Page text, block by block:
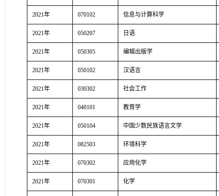
2021年 070102 信息与计算科学
2021年 050207 日语
2021年 050305 编辑出版学
2021年 050102 汉语言
2021年 030302 社会工作
2021年 040101 教育学
2021年 050104 中国少数民族语言文学
2021年 082503 环境科学
2021年 070302 应用化学
2021年 070301 化学